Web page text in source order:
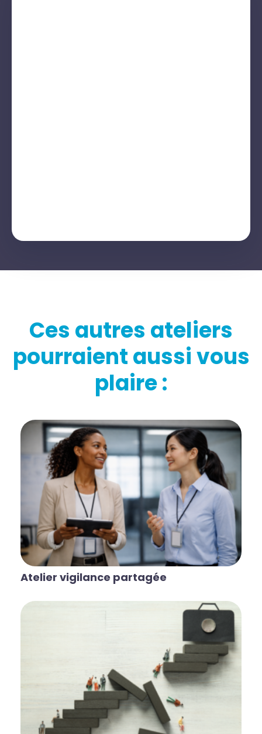
Ces autres ateliers
pourraient aussi vous
plaire :
Atelier vigilance partagée